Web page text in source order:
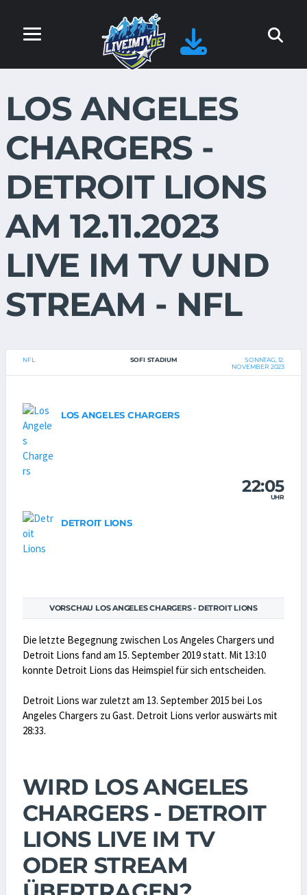
LOS ANGELES
CHARGERS -
DETROIT LIONS
AM 12.11.2023
LIVE IM TV UND
STREAM - NFL
NFL SOFI STADIUM
SONNTAG, 12.
NOVEMBER 2023
LOS ANGELES CHARGERS
22:05
UHR
DETROIT LIONS
VORSCHAU LOS ANGELES CHARGERS - DETROIT LIONS
Die letzte Begegnung zwischen Los Angeles Chargers und
Detroit Lions fand am 15. September 2019 statt. Mit 13:10
konnte Detroit Lions das Heimspiel für sich entscheiden.
Detroit Lions war zuletzt am 13. September 2015 bei Los
Angeles Chargers zu Gast. Detroit Lions verlor auswärts mit
28:33.
WIRD LOS ANGELES
CHARGERS - DETROIT
LIONS LIVE IM TV
ODER STREAM